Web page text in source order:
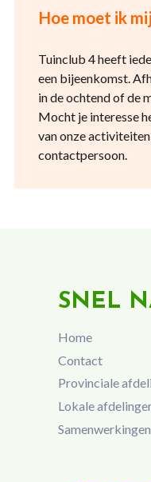
Hoe moet ik
Tuinclub 4 heeft
een bijeenkomst.
in de ochtend of de
Mocht je interesse
van onze
contactpersoon.
SNEL
Home
Contact
Provinciale
Lokale
Samenwerkingen